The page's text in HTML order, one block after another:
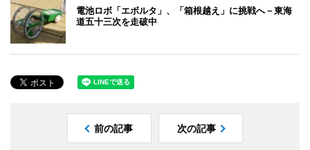
電池ロボ「エボルタ」、「箱根越え」に挑戦へ－東海
道五十三次を走破中
前の記事 次の記事